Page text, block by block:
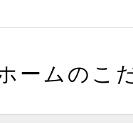
ームのこ